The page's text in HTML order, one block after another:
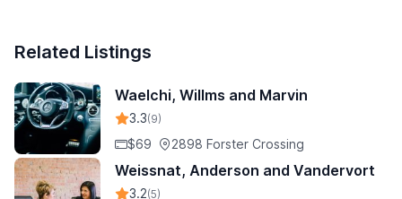
Related Listings
Waelchi, Willms and Marvin
3.3(9)
$69 2898 Forster Crossing
Weissnat, Anderson and Vandervort
3.2(5)